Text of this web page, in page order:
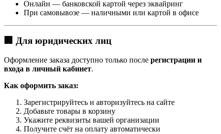
Онлайн — банковской картой через эквайринг
При самовывозе — наличными или картой в офисе
🏢 Для юридических лиц
Оформление заказа доступно только после регистрации и
входа в личный кабинет.
Как оформить заказ:
Зарегистрируйтесь и авторизуйтесь на сайте
Добавьте товары в корзину
Укажите реквизиты вашей организации
Получите счёт на оплату автоматически